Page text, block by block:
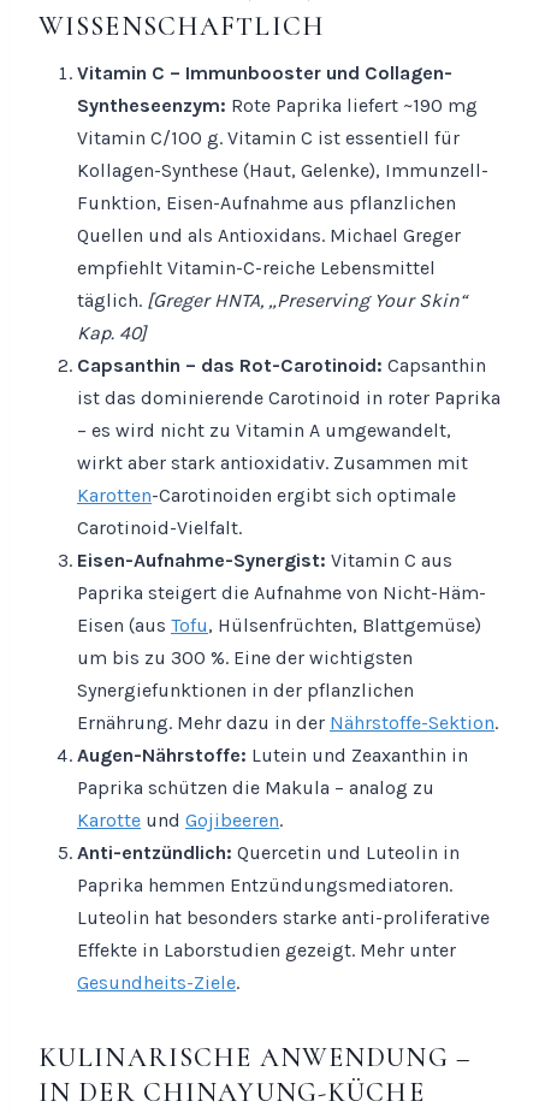
WISSENSCHAFTLICH
Vitamin C – Immunbooster und Collagen-
Syntheseenzym: Rote Paprika liefert ~190 mg
Vitamin C/100 g. Vitamin C ist essentiell für
Kollagen-Synthese (Haut, Gelenke), Immunzell-
Funktion, Eisen-Aufnahme aus pflanzlichen
Quellen und als Antioxidans. Michael Greger
empfiehlt Vitamin-C-reiche Lebensmittel
täglich. [Greger HNTA, „Preserving Your Skin“
Kap. 40]
Capsanthin – das Rot-Carotinoid: Capsanthin
ist das dominierende Carotinoid in roter Paprika
– es wird nicht zu Vitamin A umgewandelt,
wirkt aber stark antioxidativ. Zusammen mit
Karotten-Carotinoiden ergibt sich optimale
Carotinoid-Vielfalt.
Eisen-Aufnahme-Synergist: Vitamin C aus
Paprika steigert die Aufnahme von Nicht-Häm-
Eisen (aus Tofu, Hülsenfrüchten, Blattgemüse)
um bis zu 300 %. Eine der wichtigsten
Synergiefunktionen in der pflanzlichen
Ernährung. Mehr dazu in der Nährstoffe-Sektion.
Augen-Nährstoffe: Lutein und Zeaxanthin in
Paprika schützen die Makula – analog zu
Karotte und Gojibeeren.
Anti-entzündlich: Quercetin und Luteolin in
Paprika hemmen Entzündungsmediatoren.
Luteolin hat besonders starke anti-proliferative
Effekte in Laborstudien gezeigt. Mehr unter
Gesundheits-Ziele.
KULINARISCHE ANWENDUNG –
IN DER CHINAYUNG-KÜCHE